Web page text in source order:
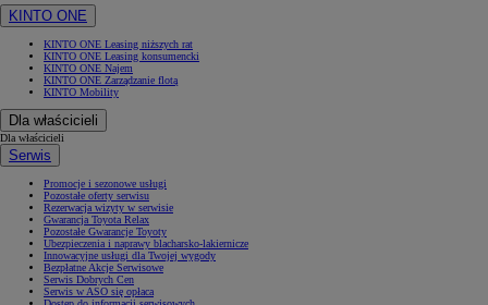
KINTO ONE
KINTO ONE Leasing niższych rat
KINTO ONE Leasing konsumencki
KINTO ONE Najem
KINTO ONE Zarządzanie flotą
KINTO Mobility
Dla właścicieli
Dla właścicieli
Serwis
Promocje i sezonowe usługi
Pozostałe oferty serwisu
Rezerwacja wizyty w serwisie
Gwarancja Toyota Relax
Pozostałe Gwarancje Toyoty
Ubezpieczenia i naprawy blacharsko-lakiernicze
Innowacyjne usługi dla Twojej wygody
Bezpłatne Akcje Serwisowe
Serwis Dobrych Cen
Serwis w ASO się opłaca